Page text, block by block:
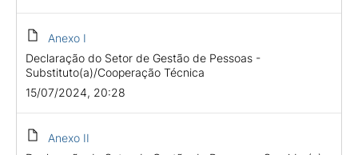
Anexo I
Declaração do Setor de Gestão de Pessoas -
Substituto(a)/Cooperação Técnica
15/07/2024, 20:28
Anexo II